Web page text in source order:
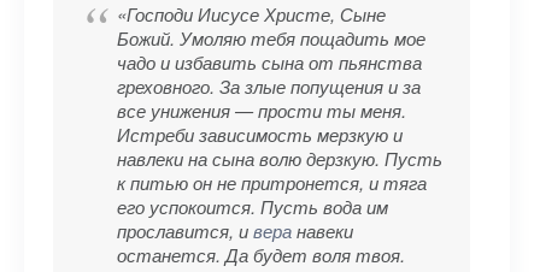
«Господи Иисусе Христе, Сыне
Божий. Умоляю тебя пощадить мое
чадо и избавить сына от пьянства
греховного. За злые попущения и за
все унижения — прости ты меня.
Истреби зависимость мерзкую и
навлеки на сына волю дерзкую. Пусть
к питью он не притронется, и тяга
его успокоится. Пусть вода им
прославится, иверанавеки
останется. Да будет воля твоя.